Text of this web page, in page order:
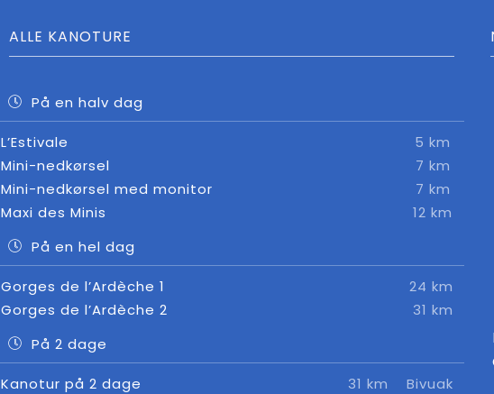
ALLE KANOTURE
På en halv dag
L’Estivale
5 km
Mini-nedkørsel
7 km
Mini-nedkørsel med monitor
7 km
Maxi des Minis
12 km
På en hel dag
Gorges de l’Ardèche 1
24 km
Gorges de l’Ardèche 2
31 km
På 2 dage
Kanotur på 2 dage 31 km
Bivuak